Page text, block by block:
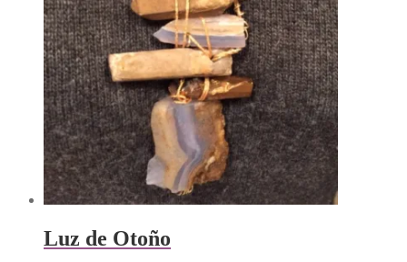
Luz de Otoño